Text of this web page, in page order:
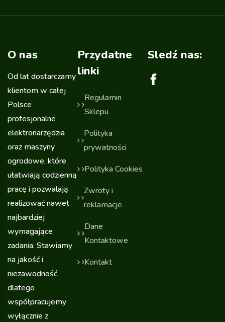
O nas
Od lat dostarczamy
klientom w całej
Polsce
profesjonalne
elektronarzędzia
oraz maszyny
ogrodowe, które
ułatwiają codzienną
pracę i pozwalają
realizować nawet
najbardziej
wymagające
zadania. Stawiamy
na jakość i
niezawodność,
dlatego
współpracujemy
wyłącznie z
Przydatne
linki
Regulamin
Sklepu
Polityka
prywatności
Polityka Cookies
Zwroty i
reklamacje
Dane
Kontaktowe
Kontakt
Sledź nas: